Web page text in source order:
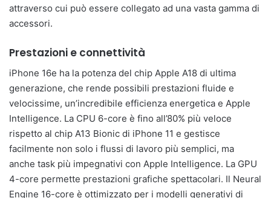
attraverso cui può essere collegato ad una vasta gamma di
accessori.
Prestazioni e connettività
iPhone 16e ha la potenza del chip Apple A18 di ultima
generazione, che rende possibili prestazioni fluide e
velocissime, un’incredibile efficienza energetica e Apple
Intelligence. La CPU 6-core è fino all’80% più veloce
rispetto al chip A13 Bionic di iPhone 11 e gestisce
facilmente non solo i flussi di lavoro più semplici, ma
anche task più impegnativi con Apple Intelligence. La GPU
4-core permette prestazioni grafiche spettacolari. Il Neural
Engine 16-core è ottimizzato per i modelli generativi di